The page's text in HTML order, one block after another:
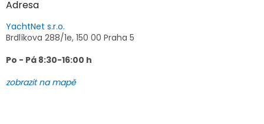
Adresa
YachtNet s.r.o.
Brdlíkova 288/1e, 150 00 Praha 5
Po - Pá 8:30-16:00 h
zobrazit na mapě